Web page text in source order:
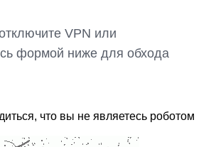
VPN или
формой ниже для обхода
что вы не являетесь роботом